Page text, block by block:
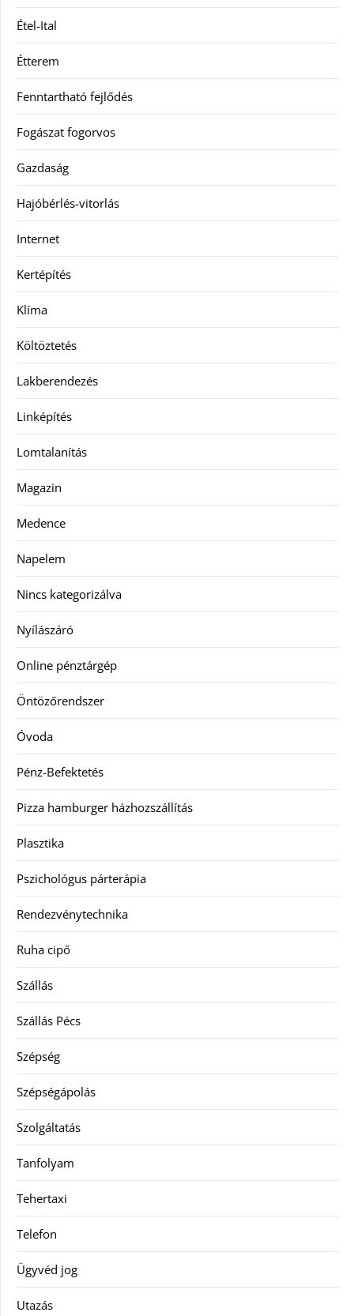
Étel-Ital
Étterem
Fenntartható fejlődés
Fogászat fogorvos
Gazdaság
Hajóbérlés-vitorlás
Internet
Kertépítés
Klíma
Költöztetés
Lakberendezés
Linképítés
Lomtalanítás
Magazin
Medence
Napelem
Nincs kategorizálva
Nyílászáró
Online pénztárgép
Öntözőrendszer
Óvoda
Pénz-Befektetés
Pizza hamburger házhozszállítás
Plasztika
Pszichológus párterápia
Rendezvénytechnika
Ruha cipő
Szállás
Szállás Pécs
Szépség
Szépségápolás
Szolgáltatás
Tanfolyam
Tehertaxi
Telefon
Ügyvéd jog
Utazás